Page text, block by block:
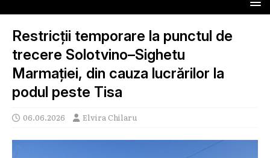
Restricții temporare la punctul de
trecere Solotvino–Sighetu
Marmației, din cauza lucrărilor la
podul peste Tisa
06.06.2026 Elvira Chilaru